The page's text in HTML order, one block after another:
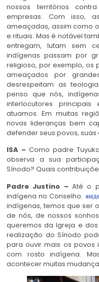
nossos territórios
empresas. Com isso,
ameaçadas, assim como
e rituais. Mas é notável
entregam, lutam sem
indígenas passam por
religioso, por exemplo, os
ameaçados por
desrespeitam as
penso que nós,
interlocutores
atuamos. Em muitas
novas lideranças bem
defender seus povos, suas
ISA – Como padre
observa a sua
Sínodo? Quais
Padre Justino – Até o
indígena no Conselho.
indígenas, temos que ser
de nós, de nossos
queremos da Igreja e
realização do Sínodo
para ouvir mais os povos
com rosto indígena.
acontecer muitas